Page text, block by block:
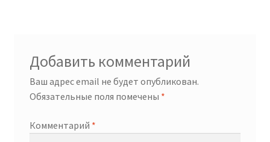
Добавить комментарий
Ваш адрес email не будет опубликован.
Обязательные поля помечены *
Комментарий *